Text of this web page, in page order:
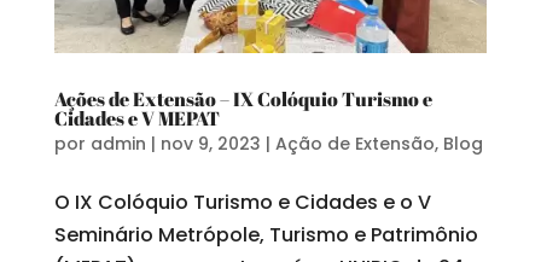
Ações de Extensão – IX Colóquio Turismo e
Cidades e V MEPAT
por admin | nov 9, 2023 | Ação de Extensão, Blog
O IX Colóquio Turismo e Cidades e o V
Seminário Metrópole, Turismo e Patrimônio